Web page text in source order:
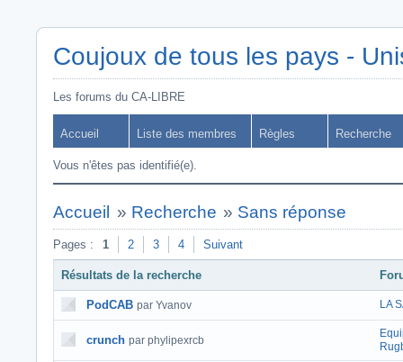
Coujoux de tous les pays -
Les forums du CA-LIBRE
Accueil Liste des membres Règles Recherche
Vous n'êtes pas identifié(e).
Accueil » Recherche » Sans réponse
Pages : 1 2 3 4 Suivant
Résultats de la recherche
PodCAB par Yvanov LA
crunch par phylipexrcb